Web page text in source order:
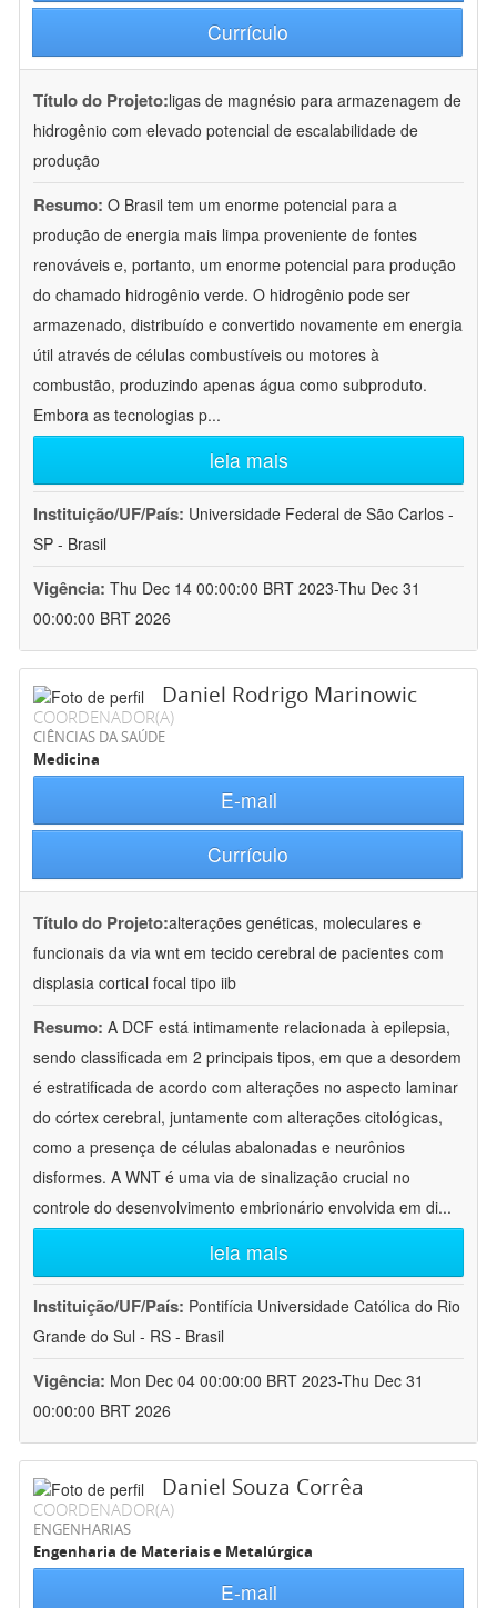
Currículo
Título do Projeto:ligas de magnésio para armazenagem de
hidrogênio com elevado potencial de escalabilidade de
produção
Resumo: O Brasil tem um enorme potencial para a
produção de energia mais limpa proveniente de fontes
renováveis e, portanto, um enorme potencial para produção
do chamado hidrogênio verde. O hidrogênio pode ser
armazenado, distribuído e convertido novamente em energia
útil através de células combustíveis ou motores à
combustão, produzindo apenas água como subproduto.
Embora as tecnologias p...
leia mais
Instituição/UF/País: Universidade Federal de São Carlos -
SP - Brasil
Vigência: Thu Dec 14 00:00:00 BRT 2023-Thu Dec 31
00:00:00 BRT 2026
Daniel Rodrigo Marinowic
COORDENADOR(A)
CIÊNCIAS DA SAÚDE
Medicina
E-mail
Currículo
Título do Projeto:alterações genéticas, moleculares e
funcionais da via wnt em tecido cerebral de pacientes com
displasia cortical focal tipo iib
Resumo: A DCF está intimamente relacionada à epilepsia,
sendo classificada em 2 principais tipos, em que a desordem
é estratificada de acordo com alterações no aspecto laminar
do córtex cerebral, juntamente com alterações citológicas,
como a presença de células abalonadas e neurônios
disformes. A WNT é uma via de sinalização crucial no
controle do desenvolvimento embrionário envolvida em di...
leia mais
Instituição/UF/País: Pontifícia Universidade Católica do Rio
Grande do Sul - RS - Brasil
Vigência: Mon Dec 04 00:00:00 BRT 2023-Thu Dec 31
00:00:00 BRT 2026
Daniel Souza Corrêa
COORDENADOR(A)
ENGENHARIAS
Engenharia de Materiais e Metalúrgica
E-mail